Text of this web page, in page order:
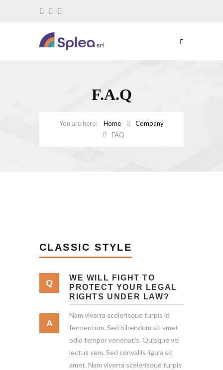
F.A.Q
Home
Company
FAQ
CLASSIC STYLE
WE WILL FIGHT TO
PROTECT YOUR LEGAL
RIGHTS UNDER LAW?
Nam viverra scelerisque turpis id
fermentum. Sed bibendum sit amet
odio tempor venenatis. Quisque vel
lectus sem. Sed convallis ligula sit
amet. Nam viverra scelerisque turpis